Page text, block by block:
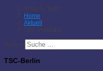
Aktuelle Seite:
Home
Aktuell
TSC-Webcam
Suchen
TSC-Berlin